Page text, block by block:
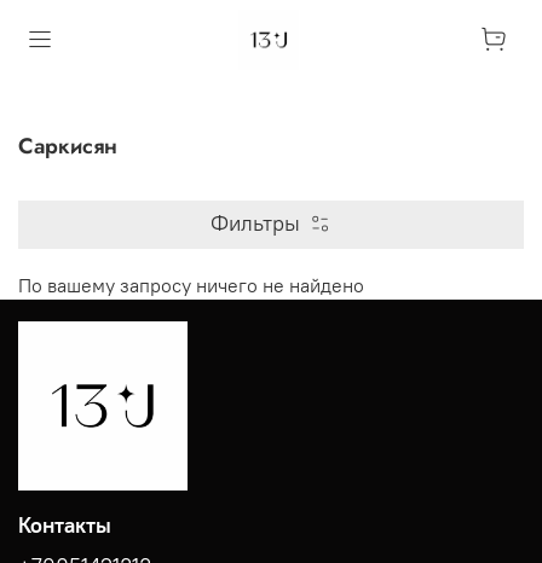
Саркисян
Фильтры
По вашему запросу ничего не найдено
Контакты